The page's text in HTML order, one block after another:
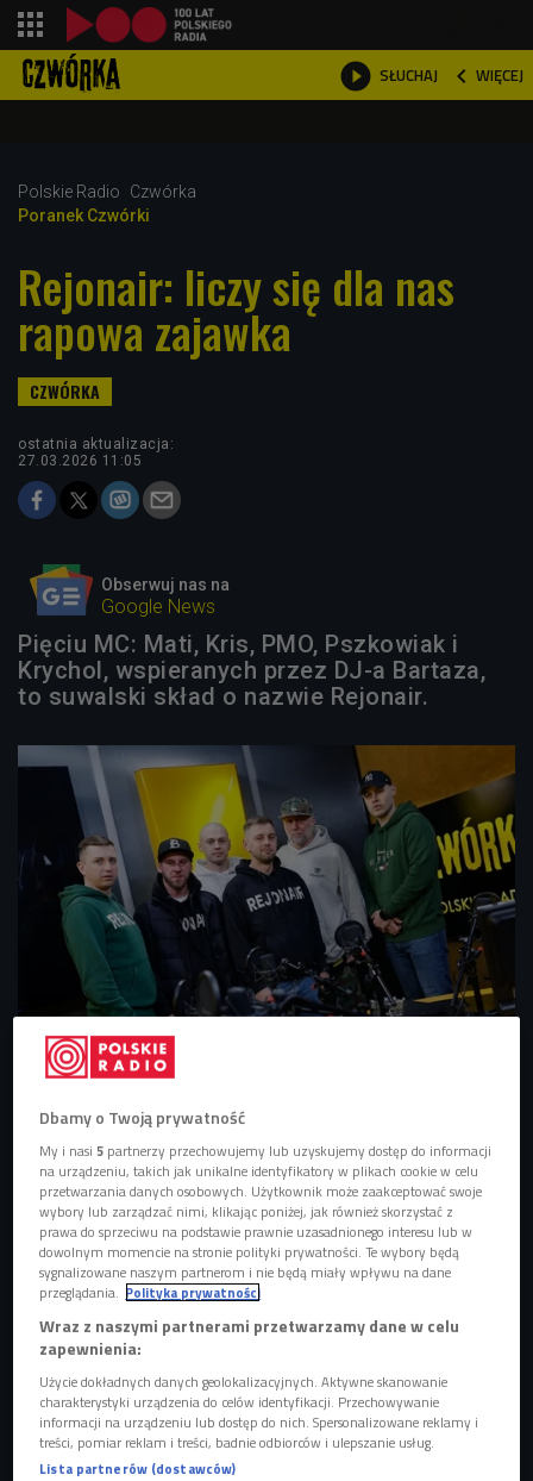
 SŁUCHAJ  WIĘCEJ

Polskie Radio
Czwórka
Poranek Czwórki
Rejonair: liczy się dla nas
rapowa zajawka
ostatnia aktualizacja:
27.03.2026 11:05
Obserwuj nas na
Google News
Pięciu MC: Mati, Kris, PMO, Pszkowiak i
Krychol, wspieranych przez DJ-a Bartaza,
to suwalski skład o nazwie Rejonair.
Kolektyw Rejonair i Numer Raz w Czwórce
wspólny: tworzyć autentyczny rap, który łączy różne
pokolenia i porusza różnorodne tematy. - Znaliśmy się
wszyscy dużo wcześniej, ale nie robiliśmy nic wspólnie.
Krychol zaprosił nas gościnnie do swojego projektu, który
jednocześnie był wyjazdową sesją, a potem powstał
pomysł, by stworzyć grupę - wspominali artyści w Czwórce.
- Okazało się, że mamy wspólne podejście do muzyki, dla
każdego z nas liczy się zajawka i pasja, a nikoniecznie
pieniądze. I tak od spotkania do spotkania, udało się.
Rejonair to pierwotnie miał być tytuł jednego numeru, ale
został jako nazwa grup - opowiadali.
Kolektyw Rejonair w Czwórce - posłuchaj nagrania całej
Dbamy o Twoją prywatność
My i nasi5 partnerzy przechowujemy lub uzyskujemy dostęp do informacji
na urządzeniu, takich jak unikalne identyfikatory w plikach cookie w celu
przetwarzania danych osobowych. Użytkownik może zaakceptować swoje
wybory lub zarządzać nimi, klikając poniżej, jak również skorzystać z
prawa do sprzeciwu na podstawie prawnie uzasadnionego interesu lub w
dowolnym momencie na stronie polityki prywatności. Te wybory będą
sygnalizowane naszym partnerom i nie będą miały wpływu na dane
przeglądania. Polityka prywatności
Wraz z naszymi partnerami przetwarzamy dane w celu
zapewnienia:
Użycie dokładnych danych geolokalizacyjnych. Aktywne skanowanie
charakterystyki urządzenia do celów identyfikacji. Przechowywanie
informacji na urządzeniu lub dostęp do nich. Spersonalizowane reklamy i
treści, pomiar reklam i treści, badnie odbiorców i ulepszanie usług.
Lista partnerów (dostawców)